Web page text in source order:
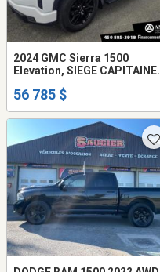
2024 GMC Sierra 1500
Elevation, SIEGE CAPITAINE,
56 785 $